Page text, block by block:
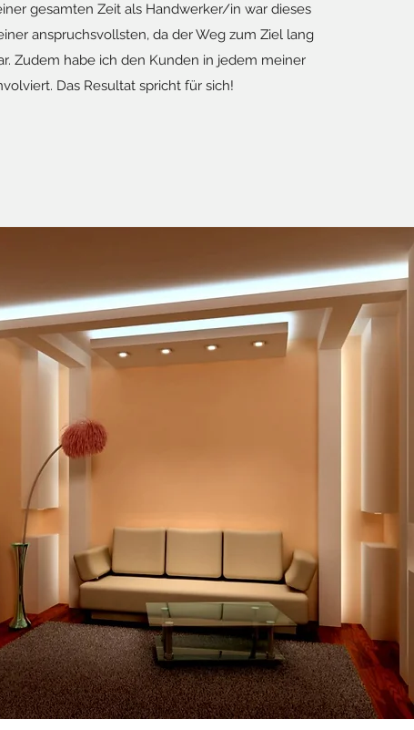
gesamten Zeit als Handwerker/in war dieses
anspruchsvollsten, da der Weg zum Ziel lang
Zudem habe ich den Kunden in jedem meiner
Das Resultat spricht für sich!